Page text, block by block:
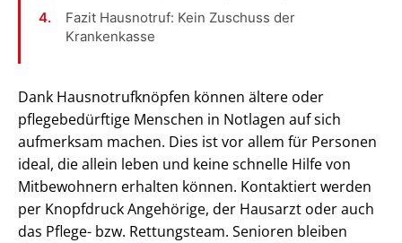
Fazit Hausnotruf: Kein Zuschuss der
Krankenkasse
Dank Hausnotrufknöpfen können ältere oder
pflegebedürftige Menschen in Notlagen auf sich
aufmerksam machen. Dies ist vor allem für Personen
ideal, die allein leben und keine schnelle Hilfe von
Mitbewohnern erhalten können. Kontaktiert werden
per Knopfdruck Angehörige, der Hausarzt oder auch
das Pflege- bzw. Rettungsteam. Senioren bleiben